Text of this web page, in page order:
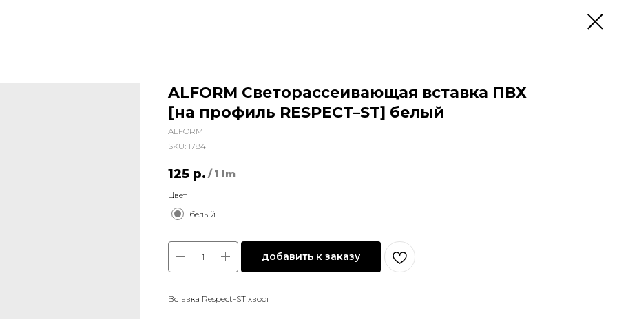
ALFORM Светорассеивающая вставка ПВХ
[на профиль RESPECT–ST] белый
ALFORM
SKU: 1784
125 р. / 1 lm
Цвет
белый
добавить к заказу
Вставка Respect-ST хвост